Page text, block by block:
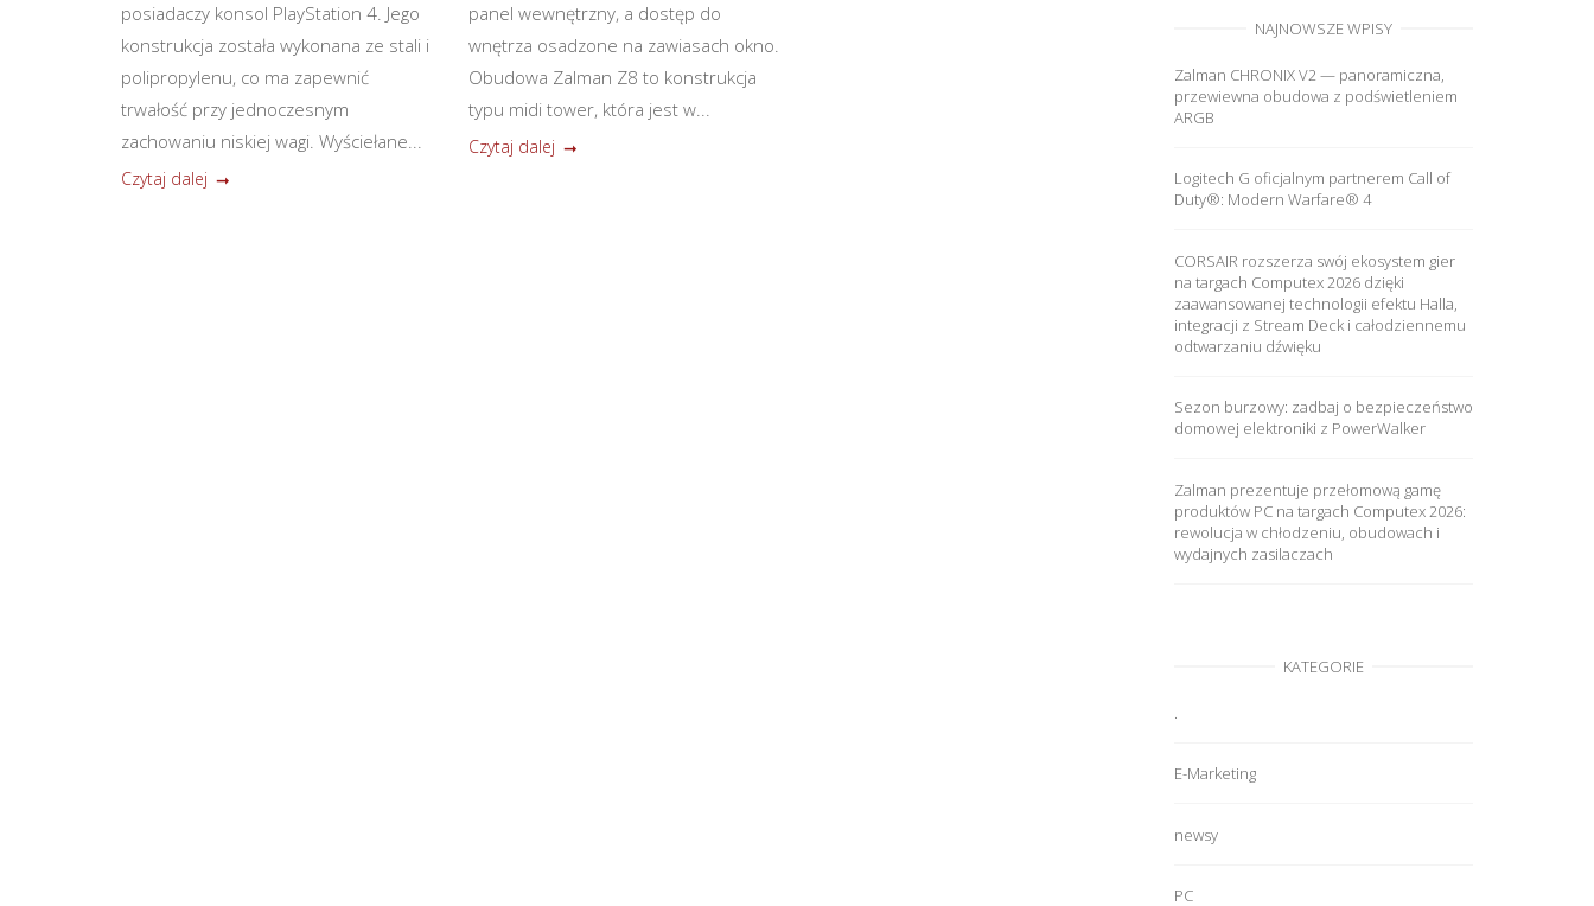
posiadaczy konsol PlayStation 4. Jego
konstrukcja została wykonana ze stali i
polipropylenu, co ma zapewnić
trwałość przy jednoczesnym
zachowaniu niskiej wagi. Wyściełane...
Czytaj dalej
panel wewnętrzny, a dostęp do
wnętrza osadzone na zawiasach okno.
Obudowa Zalman Z8 to konstrukcja
typu midi tower, która jest w...
Czytaj dalej
NAJNOWSZE WPISY
Zalman CHRONIX V2 — panoramiczna,
przewiewna obudowa z podświetleniem
ARGB
Logitech G oficjalnym partnerem Call of
Duty®: Modern Warfare® 4
CORSAIR rozszerza swój ekosystem gier
na targach Computex 2026 dzięki
zaawansowanej technologii efektu Halla,
integracji z Stream Deck i całodziennemu
odtwarzaniu dźwięku
Sezon burzowy: zadbaj o bezpieczeństwo
domowej elektroniki z PowerWalker
Zalman prezentuje przełomową gamę
produktów PC na targach Computex 2026:
rewolucja w chłodzeniu, obudowach i
wydajnych zasilaczach
KATEGORIE
.
E-Marketing
newsy
PC